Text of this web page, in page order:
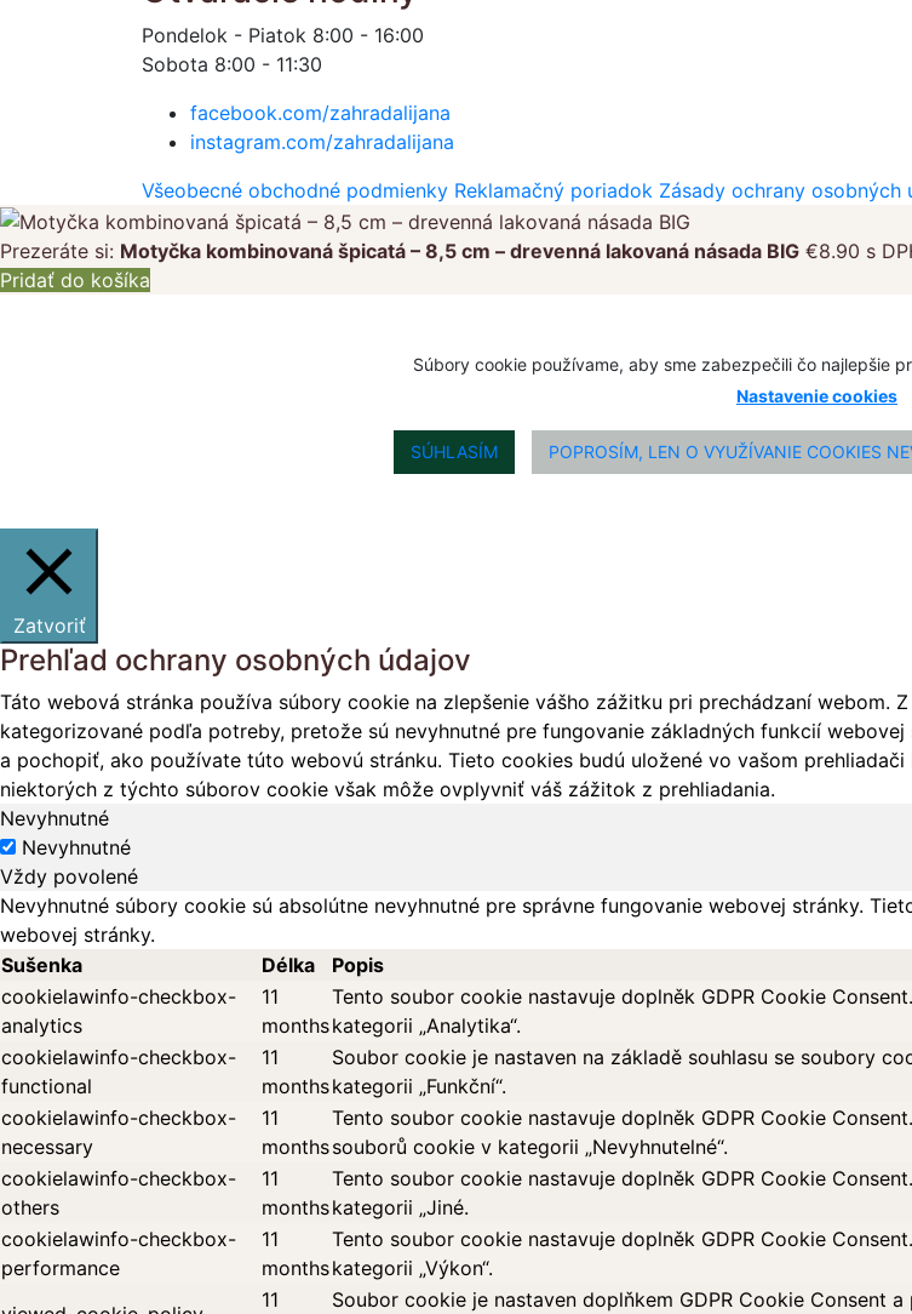
Pondelok - Piatok 8:00 - 16:00
Sobota 8:00 - 11:30
facebook.com/zahradalijana
instagram.com/zahradalijana
Všeobecné obchodné podmienky Reklamačný poriadok Zásady ochrany osobných
Prezeráte si: Motyčka kombinovaná špicatá – 8,5 cm – drevenná lakovaná násada BIG €8.90 s
Pridať do košíka
Súbory cookie používame, aby sme zabezpečili čo najlepšie
Nastavenie cookies
SÚHLASÍM POPROSÍM, LEN O VYUŽÍVANIE COOKIES
Zatvoriť
Prehľad ochrany osobných údajov
Táto webová stránka používa súbory cookie na zlepšenie vášho zážitku pri prechádzaní webom.
kategorizované podľa potreby, pretože sú nevyhnutné pre fungovanie základných funkcií
a pochopiť, ako používate túto webovú stránku. Tieto cookies budú uložené vo vašom
niektorých z týchto súborov cookie však môže ovplyvniť váš zážitok z prehliadania.
Nevyhnutné
Nevyhnutné
Vždy povolené
Nevyhnutné súbory cookie sú absolútne nevyhnutné pre správne fungovanie webovej stránky.
webovej stránky.
Sušenka
Délka
Popis
cookielawinfo-checkbox-
analytics
11
months
Tento soubor cookie nastavuje doplněk GDPR Cookie
kategorii „Analytika“.
cookielawinfo-checkbox-
functional
11
months
Soubor cookie je nastaven na základě souhlasu se soubory
kategorii „Funkční“.
cookielawinfo-checkbox-
necessary
11
months
Tento soubor cookie nastavuje doplněk GDPR Cookie
souborů cookie v kategorii „Nevyhnutelné“.
cookielawinfo-checkbox-
others
11
months
Tento soubor cookie nastavuje doplněk GDPR Cookie
kategorii „Jiné.
cookielawinfo-checkbox-
performance
11
months
Tento soubor cookie nastavuje doplněk GDPR Cookie
kategorii „Výkon“.
11 Soubor cookie je nastaven doplňkem GDPR Cookie Consent